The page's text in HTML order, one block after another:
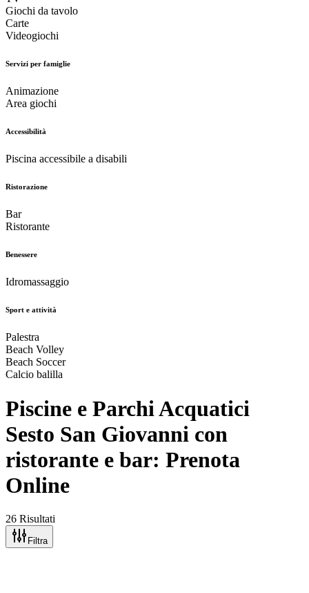
Giochi da tavolo
Carte
Videogiochi
Servizi per famiglie
Animazione
Area giochi
Accessibilità
Piscina accessibile a disabili
Ristorazione
Bar
Ristorante
Benessere
Idromassaggio
Sport e attività
Palestra
Beach Volley
Beach Soccer
Calcio balilla
Piscine e Parchi Acquatici
Sesto San Giovanni con
ristorante e bar: Prenota
Online
26 Risultati
Filtra